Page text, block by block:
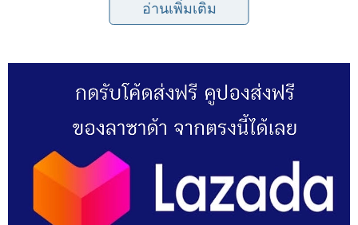
แต่ยังมีกาแฟดำอีกสูตรหนึ่ง ที่แพทย์แนะนำว่าต้องลอง นั่นก็คือ
กาแฟดำผสมน้ำมะนาว กาแฟดำที่มีประโยชน์อยู่แล้ว เติมน้ำมะนาว
ที่มีประโยชน์เช่นกันเพิ่มไปอีก เมื่อดื่มเป็นประจำจะให้ประโยชน์
อ่านเพิ่มเติม